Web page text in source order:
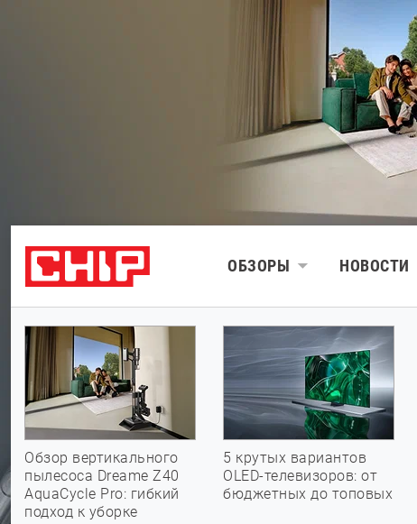
ОБЗОРЫ НОВОСТИ
Обзор вертикального
пылесоса Dreame Z40
AquaCycle Pro: гибкий
подход к уборке
5 крутых вариантов
OLED-телевизоров: от
бюджетных до топовых